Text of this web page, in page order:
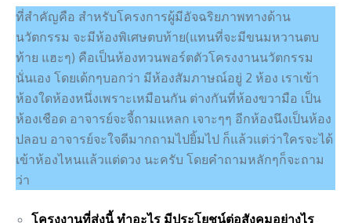
ที่สำคัญคือ สำหรับโครงการผู้มีอัจฉริยภาพทางด้าน
นวัตกรรม จะมีห้องพิเศษตบท้าย(แทนที่จะมีขนมหวานตบ
ท้าย แฮะๆ) คือเป็นห้องทวนพอร์ตตัวโครงงานนวัตกรรม
นั่นเอง โดยเด้กๆบอกว่า มีห้องสัมภาษณ์อยู่ 2 ห้อง เราเข้า
ห้องใดห้องหนึ่งเพราะเหมือนกัน ต่างกันที่ห้องขวามือ เป็น
ห้องเชือด อาจารย์จะจี้ถามแหลก เจาะๆๆ อีกห้องนึงเป็นห้อง
ปลอบ อาจารย์จะใจดีมากถามไปยิ้มไป ก็แล้วแต่ว่าใครจะได้
เข้าห้องไหนแล้วแต่ดวง นะครับ โดยคำถามหลักๆก็จะถาม
ว่า
โครงงานที่ส่งนี้ ทำอะไร มีประโยชน์ต่อสังคมอย่างไร